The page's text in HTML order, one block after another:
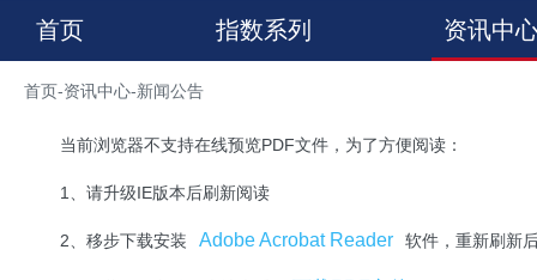
首页 指数系列 资讯中
首页-资讯中心-新闻公告
当前浏览器不支持在线预览PDF文件，为了方便阅读：
1、请升级IE版本后刷新阅读
2、移步下载安装 Adobe Acrobat Reader 软件，重新刷新